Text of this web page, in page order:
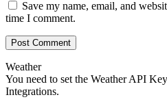
Save my name, email, and
time I comment.
Weather
You need to set the Weather API
Integrations.